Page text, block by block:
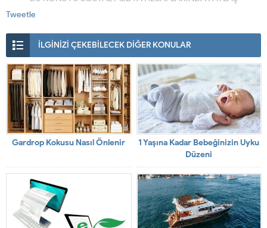
Tweetle
İLGİNİZİ ÇEKEBİLECEK DİĞER KONULAR
Gardrop Kokusu Nasıl Önlenir
1 Yaşına Kadar Bebeğinizin Uyku
Düzeni